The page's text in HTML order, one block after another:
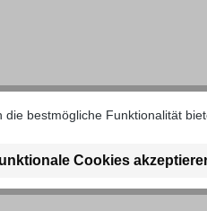
bestmögliche Funktionalität
Cookies